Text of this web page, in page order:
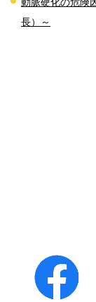
動脈硬化の危険
長）～